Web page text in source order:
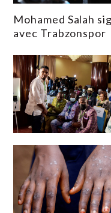
Mohamed Salah
avec Trabzonspor